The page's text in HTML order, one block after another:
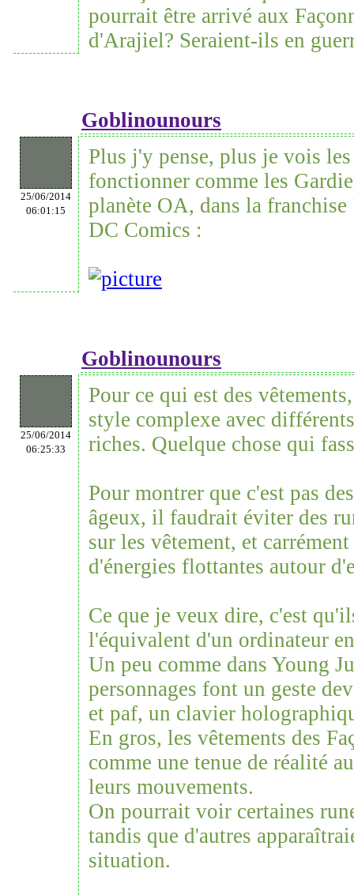
pourrait être arrivé aux
d'Arajiel? Seraient-ils en
Goblinounours
25/06/2014
06:01:15
Plus j'y pense, plus je vois
fonctionner comme les
planète OA, dans la
DC Comics :
Goblinounours
25/06/2014
06:25:33
Pour ce qui est des
style complexe avec
riches. Quelque chose qui
Pour montrer que c'est pas
âgeux, il faudrait éviter des
sur les vêtement, et
d'énergies flottantes autour
Ce que je veux dire, c'est
l'équivalent d'un ordinateur
Un peu comme dans Young
personnages font un geste
et paf, un clavier
En gros, les vêtements des
comme une tenue de réalité
leurs mouvements.
On pourrait voir certaines
tandis que d'autres
situation.